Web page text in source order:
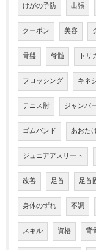
けがの予防 出張
クーポン 美容
骨盤 脊髄 トリ
フロッシング キネ
テニス肘 ジャンパ
ゴムバンド あおた
ジュニアアスリート
改善 足首 足首
身体のずれ 不調
スキル 資格 背